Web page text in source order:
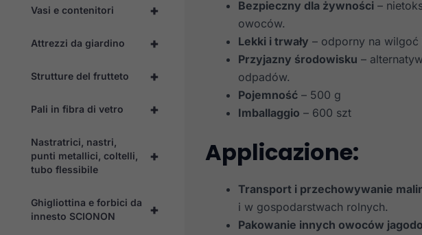
+
Vasi e contenitori
+
Attrezzi da giardino
+
Strutture del frutteto
+
Pali in fibra di vetro
+
Nastratrici, nastri,
punti metallici, coltelli,
tubo flessibile
+
Ghigliottina e forbici da
innesto SCIONON
Bezpieczny dla żywności–
owoców.
Lekki i trwały – odporny na wilgoć
Przyjazny środowisku –
odpadów.
Pojemność– 500 g
Imballaggio – 600 szt
Applicazione:
Transport i przechowywanie
i w gospodarstwach rolnych.
Pakowanie innych owoców